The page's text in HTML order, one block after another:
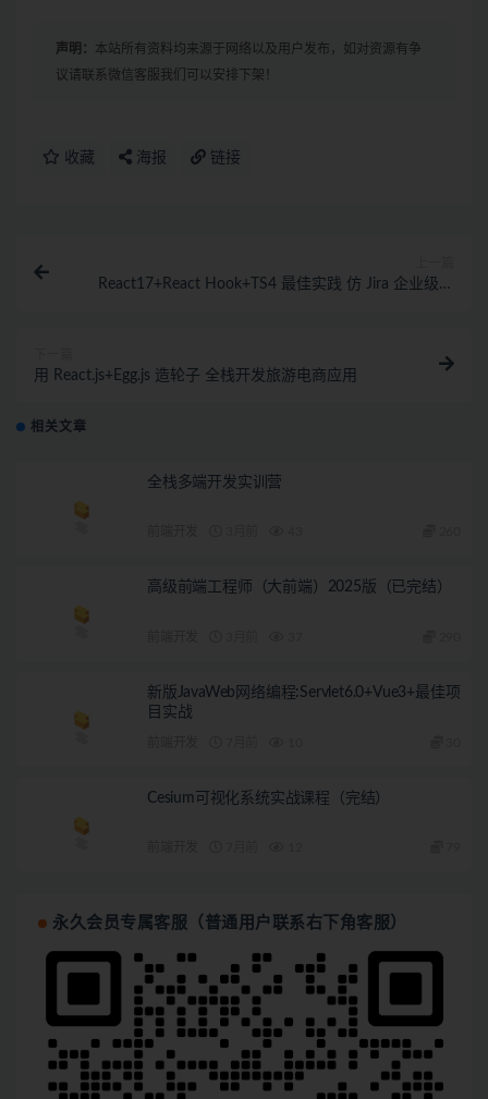
声明： 本站所有资料均来源于网络以及用户发布，如对资源有争
议请联系微信客服我们可以安排下架！
收藏 海报 链接
React17+React Hook+TS4 最佳实践 仿 Jira 企业级项
用 React.js+Egg.js 造轮子 全栈开发旅游电商应用
相关文章
全栈多端开发实训营
高级前端工程师（大前端）2025版（已完结）
新版JavaWeb网络编程:Servlet6.0+Vue3+最佳项
目实战
Cesium可视化系统实战课程（完结）
永久会员专属客服（普通用户联系右下角客服）